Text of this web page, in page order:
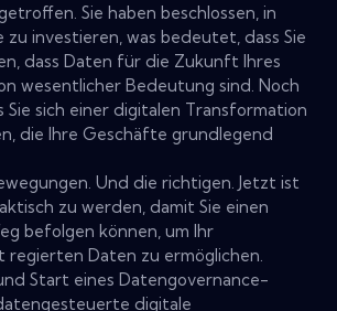
Sie haben beschlossen, in
zu investieren, was bedeutet, dass Sie
dass Daten für die Zukunft Ihres
wesentlicher Bedeutung sind. Noch
Sie sich einer digitalen Transformation
die Ihre Geschäfte grundlegend
Und die richtigen. Jetzt ist
zu werden, damit Sie einen
befolgen können, um Ihr
Daten zu ermöglichen.
Start eines Datengovernance-
digitale